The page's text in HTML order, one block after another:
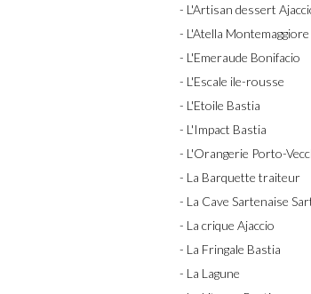
- L'Artisan dessert
- L'Atella Montemaggiore
- L'Emeraude Bonifacio
- L'Escale ile-rousse
- L'Etoile Bastia
- L'Impact Bastia
- L'Orangerie Porto-
- La Barquette traiteur
- La Cave Sartenaise
- La crique Ajaccio
- La Fringale Bastia
- La Lagune